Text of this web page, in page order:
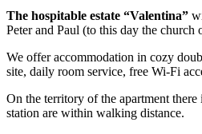
The hospitable estate “Valentina”
Peter and Paul (to this day the
We offer accommodation in cozy
site, daily room service, free Wi-Fi
On the territory of the apartment
station are within walking distance.